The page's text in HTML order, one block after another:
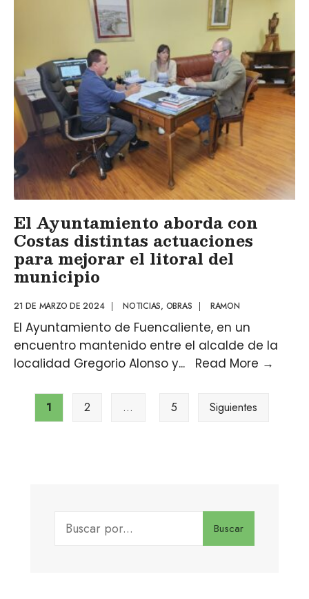
El Ayuntamiento aborda con
Costas distintas actuaciones
para mejorar el litoral del
municipio
21 DE MARZO DE 2024 | NOTICIAS, OBRAS | RAMON
El Ayuntamiento de Fuencaliente, en un
encuentro mantenido entre el alcalde de la
localidad Gregorio Alonso y... Read More →
1 2 … 5 Siguientes
Buscar